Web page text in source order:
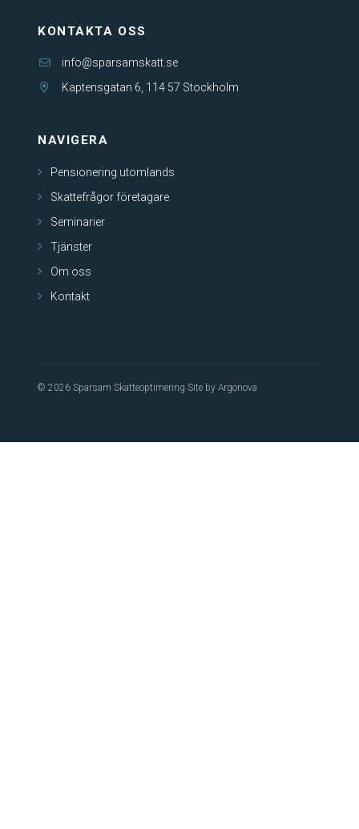
KONTAKTA OSS
info@sparsamskatt.se
Kaptensgatan 6, 114 57 Stockholm
NAVIGERA
Pensionering utomlands
Skattefrågor företagare
Seminarier
Tjänster
Om oss
Kontakt
© 2026 Sparsam Skatteoptimering Site by Argonova